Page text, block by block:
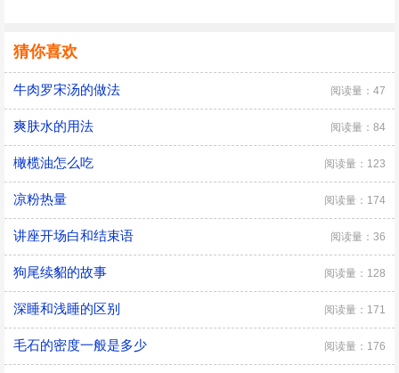
猜你喜欢
牛肉罗宋汤的做法 阅读量：47
爽肤水的用法 阅读量：84
橄榄油怎么吃 阅读量：123
凉粉热量 阅读量：174
讲座开场白和结束语 阅读量：36
狗尾续貂的故事 阅读量：128
深睡和浅睡的区别 阅读量：171
毛石的密度一般是多少 阅读量：176